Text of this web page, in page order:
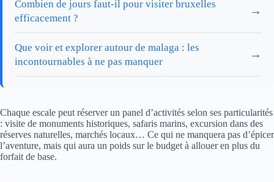
Combien de jours faut-il pour visiter bruxelles
efficacement ?
→
Que voir et explorer autour de malaga : les
incontournables à ne pas manquer
→
Chaque escale peut réserver un panel d’activités selon ses particularités
: visite de monuments historiques, safaris marins, excursion dans des
réserves naturelles, marchés locaux… Ce qui ne manquera pas d’épicer
l’aventure, mais qui aura un poids sur le budget à allouer en plus du
forfait de base.